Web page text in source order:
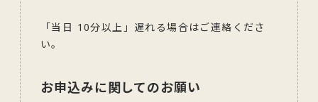
「当日 10分以上」遅れる場合はご連絡くださ
い。
お申込みに関してのお願い